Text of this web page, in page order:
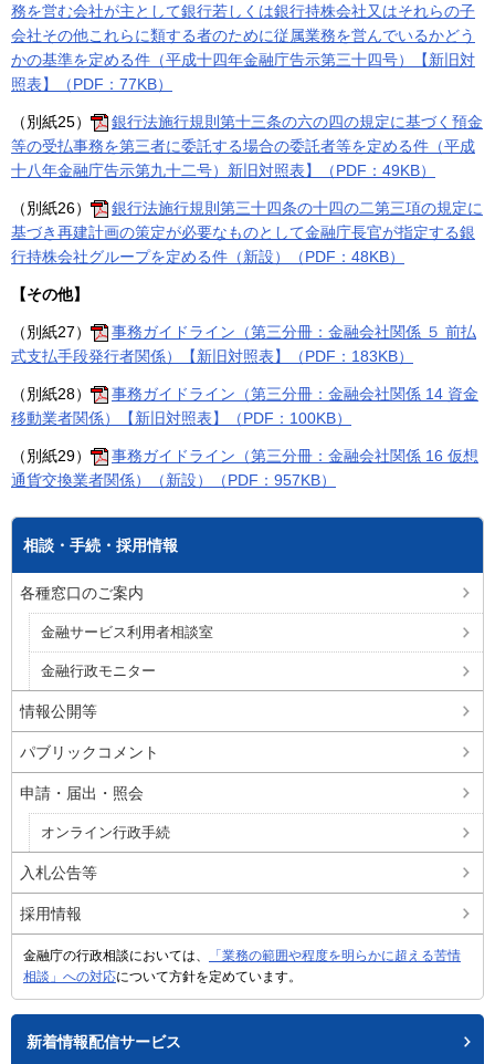
務を営む会社が主として銀行若しくは銀行持株会社又はそれらの子
会社その他これらに類する者のために従属業務を営んでいるかどう
かの基準を定める件（平成十四年金融庁告示第三十四号）【新旧対
照表】（PDF：77KB）
（別紙25）
銀行法施行規則第十三条の六の四の規定に基づく預金
等の受払事務を第三者に委託する場合の委託者等を定める件（平成
十八年金融庁告示第九十二号）新旧対照表】（PDF：49KB）
（別紙26）
銀行法施行規則第三十四条の十四の二第三項の規定に
基づき再建計画の策定が必要なものとして金融庁長官が指定する銀
行持株会社グループを定める件（新設）（PDF：48KB）
【その他】
（別紙27）
事務ガイドライン（第三分冊：金融会社関係 ５ 前払
式支払手段発行者関係）【新旧対照表】（PDF：183KB）
（別紙28）
事務ガイドライン（第三分冊：金融会社関係 14 資金
移動業者関係）【新旧対照表】（PDF：100KB）
（別紙29）
事務ガイドライン（第三分冊：金融会社関係 16 仮想
通貨交換業者関係）（新設）（PDF：957KB）
相談・手続・採用情報
各種窓口のご案内
金融サービス利用者相談室
金融行政モニター
情報公開等
パブリックコメント
申請・届出・照会
オンライン行政手続
入札公告等
採用情報
金融庁の行政相談においては、
「業務の範囲や程度を明らかに超える苦情
相談」への対応について方針を定めています。
新着情報配信サービス